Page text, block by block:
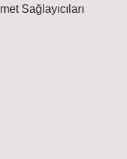
Sağlayıcıları